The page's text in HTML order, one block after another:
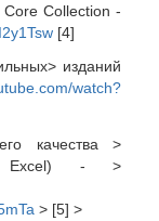
Collection -
[4]
> изданий
watch?
качества >
Excel) - >
> [5] >